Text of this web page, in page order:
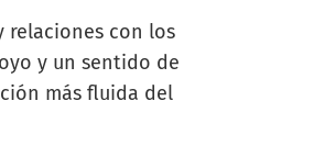
relaciones con los
y un sentido de
más fluida del